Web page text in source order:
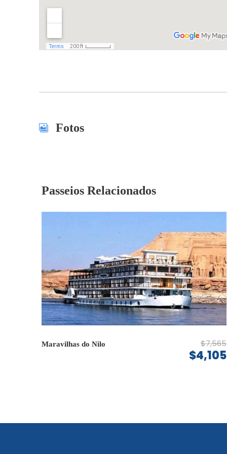
Fotos
Passeios Relacionados
Maravilhas do Nilo $7,565
$4,105